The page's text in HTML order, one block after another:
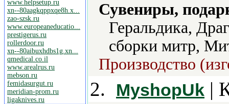
www.helpsetup.ru
xn--80aagkqppxqe8h.x...
zao-szsk.ru
www.europeaneducatio...
prestigerus.ru
rollerdoor.ru
xn--80aibuxhdbs1g.xn...
qmedical.co.il
www.arealrus.ru
mebson.ru
femidasurgut.ru
meridian-prom.ru
ligaknives.ru
Сувениры,
Геральдика,
сборки митр,
Производство
2. MyshopUk |